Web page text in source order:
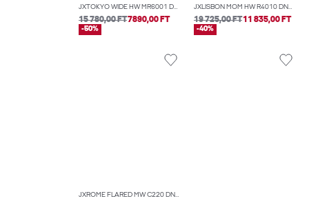
JXTOKYO WIDE HW MR6001 DNM NOOS
15 780,00 FT7890,00 FT
-50%
JXLISBON MOM HW R4010 DNM NOOS
19 725,00 FT11 835,00 FT
-40%
JXROME FLARED MW C220 DNM NOOS